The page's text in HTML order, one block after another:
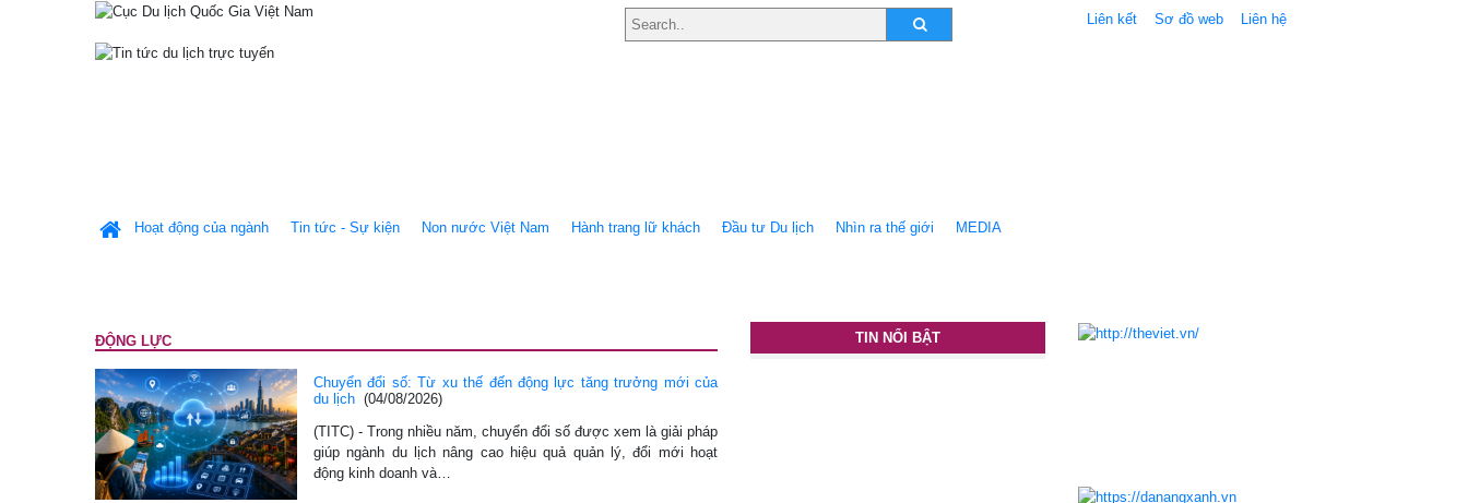
Liên kết Sơ đồ web Liên hệ
Hoạt động của ngành Tin tức - Sự kiện Non nước Việt Nam Hành trang lữ khách Ðầu tư Du lịch Nhìn ra thế giới MEDIA
ĐỘNG LỰC
Chuyển đổi số: Từ xu thế đến động lực tăng trưởng mới của
du lịch (04/08/2026)
(TITC) - Trong nhiều năm, chuyển đổi số được xem là giải pháp
giúp ngành du lịch nâng cao hiệu quả quản lý, đổi mới hoạt
động kinh doanh và…
TIN NỔI BẬT